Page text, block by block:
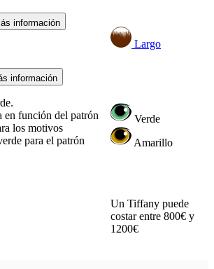
información
Largo
información
en función del patrón
los motivos
para el patrón
Verde
Amarillo
Un Tiffany puede
costar entre 800€ y
1200€